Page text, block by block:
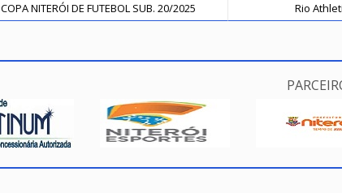
COPA NITERÓI DE FUTEBOL SUB. 20/2025 Rio